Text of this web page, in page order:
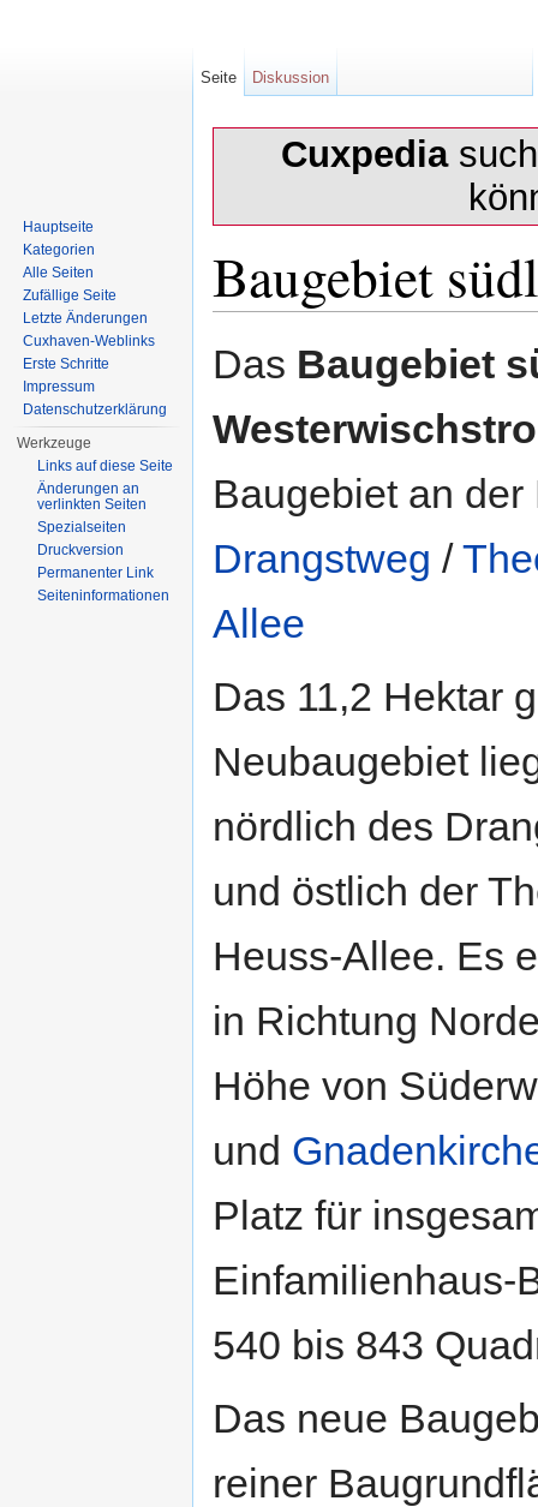
Cuxpedia
Baugebiet
Das Baugebiet
Baugebiet an der
Drangstweg /
Allee
Das 11,2 Hektar
Neubaugebiet
nördlich des
und östlich der
Heuss-Allee. Es
in Richtung
Höhe von
und
Platz für
Einfamilienhaus-
540 bis 843
Das neue
reiner
Seite Diskussion
Hauptseite
Kategorien
Alle Seiten
Zufällige Seite
Letzte Änderungen
Cuxhaven-Weblinks
Erste Schritte
Impressum
Datenschutzerklärung
Werkzeuge
Links auf diese Seite
Änderungen an
verlinkten Seiten
Spezialseiten
Druckversion
Permanenter Link
Seiten­informationen